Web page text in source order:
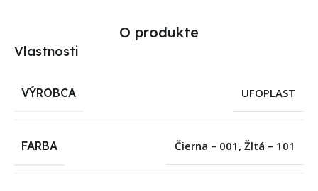
O produkte
Vlastnosti
VÝROBCA UFOPLAST
FARBA Čierna – 001 , Žltá – 101